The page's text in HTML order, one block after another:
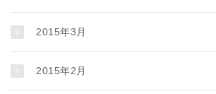
2015年3月
2015年2月